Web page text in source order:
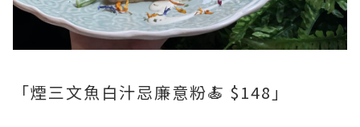
「煙三文魚白汁忌廉意粉🍝 $148」